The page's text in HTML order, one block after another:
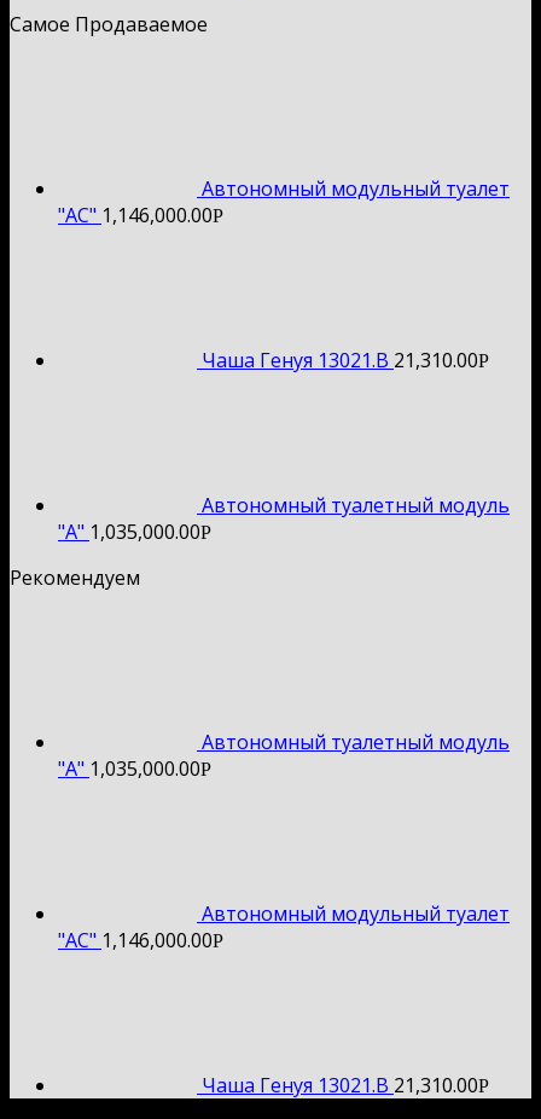
Самое Продаваемое
Автономный модульный туалет
"АС" 1,146,000.00Р
Чаша Генуя 13021.B 21,310.00Р
Автономный туалетный модуль
"А" 1,035,000.00Р
Рекомендуем
Автономный туалетный модуль
"А" 1,035,000.00Р
Автономный модульный туалет
"АС" 1,146,000.00Р
Чаша Генуя 13021.B 21,310.00Р